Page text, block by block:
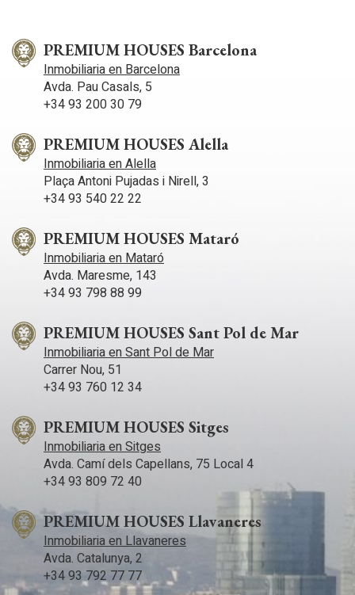
PREMIUM HOUSES Barcelona
Inmobiliaria en Barcelona
Avda. Pau Casals, 5
+34 93 200 30 79
PREMIUM HOUSES Alella
Inmobiliaria en Alella
Plaça Antoni Pujadas i Nirell, 3
+34 93 540 22 22
PREMIUM HOUSES Mataró
Inmobiliaria en Mataró
Avda. Maresme, 143
+34 93 798 88 99
PREMIUM HOUSES Sant Pol de Mar
Inmobiliaria en Sant Pol de Mar
Carrer Nou, 51
+34 93 760 12 34
PREMIUM HOUSES Sitges
Inmobiliaria en Sitges
Avda. Camí­ dels Capellans, 75 Local 4
+34 93 809 72 40
PREMIUM HOUSES Llavaneres
Inmobiliaria en Llavaneres
Avda. Catalunya, 2
+34 93 792 77 77